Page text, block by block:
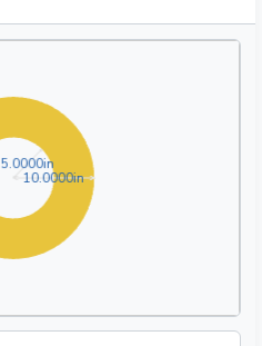
10.0000in10.0000in
5.0000in5.0000in